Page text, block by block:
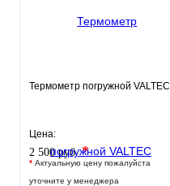
Термометр погружной VALTEC
Цена:
2 500 руб.*
* Актуальную цену пожалуйста
уточните у менеджера